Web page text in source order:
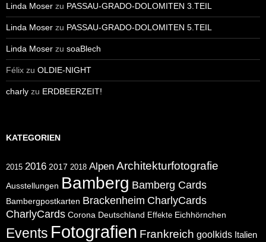
Linda Moser zu PASSAU-GRADO-DOLOMITEN 3.TEIL
Linda Moser zu PASSAU-GRADO-DOLOMITEN 5.TEIL
Linda Moser zu soaBlech
Félix zu OLDIE-NIGHT
charly zu ERDBEERZEIT!
KATEGORIEN
2015 2016 2017 2018 Alpen Architekturfotografie
Ausstellungen Bamberg Bamberg Cards
Bambergpostkarten Brackenheim CharlyCards
CharlyCards Corona Deutschland Effekte Eichhörnchen
Events Fotografien Frankreich goolkids Italien